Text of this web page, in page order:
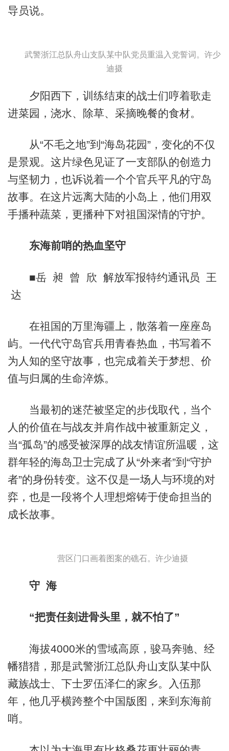
导员说。
武警浙江总队舟山支队某中队党员重温入党誓词。许少
迪摄
夕阳西下，训练结束的战士们哼着歌走
进菜园，浇水、除草、采摘晚餐的食材。
从“不毛之地”到“海岛花园”，变化的不仅
是景观。这片绿色见证了一支部队的创造力
与坚韧力，也诉说着一个个官兵平凡的守岛
故事。在这片远离大陆的小岛上，他们用双
手播种蔬菜，更播种下对祖国深情的守护。
东海前哨的热血坚守
■岳 昶 曾 欣 解放军报特约通讯员 王
达
在祖国的万里海疆上，散落着一座座岛
屿。一代代守岛官兵用青春热血，书写着不
为人知的坚守故事，也完成着关于梦想、价
值与归属的生命淬炼。
当最初的迷茫被坚定的步伐取代，当个
人的价值在与战友并肩作战中被重新定义，
当“孤岛”的感受被深厚的战友情谊所温暖，这
群年轻的海岛卫士完成了从“外来者”到“守护
者”的身份转变。这不仅是一场人与环境的对
弈，也是一段将个人理想熔铸于使命担当的
成长故事。
营区门口画着图案的礁石。许少迪摄
守 海
“把责任刻进骨头里，就不怕了”
海拔4000米的雪域高原，骏马奔驰、经
幡猎猎，那是武警浙江总队舟山支队某中队
藏族战士、下士罗伍泽仁的家乡。入伍那
年，他几乎横跨整个中国版图，来到东海前
哨。